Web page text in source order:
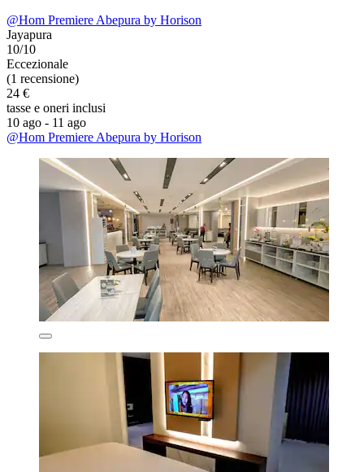
@Hom Premiere Abepura by Horison
Jayapura
10/10
Eccezionale
(1 recensione)
24 €
tasse e oneri inclusi
10 ago - 11 ago
@Hom Premiere Abepura by Horison